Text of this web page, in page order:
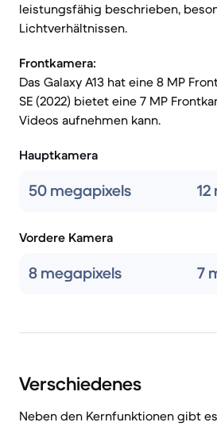
leistungsfähig beschrieben,
Lichtverhältnissen.
Frontkamera:
Das Galaxy A13 hat eine 8 MP
SE (2022) bietet eine 7 MP
Videos aufnehmen kann.
Hauptkamera
50 megapixels
Vordere Kamera
8 megapixels 7
Verschiedenes
Neben den Kernfunktionen gibt